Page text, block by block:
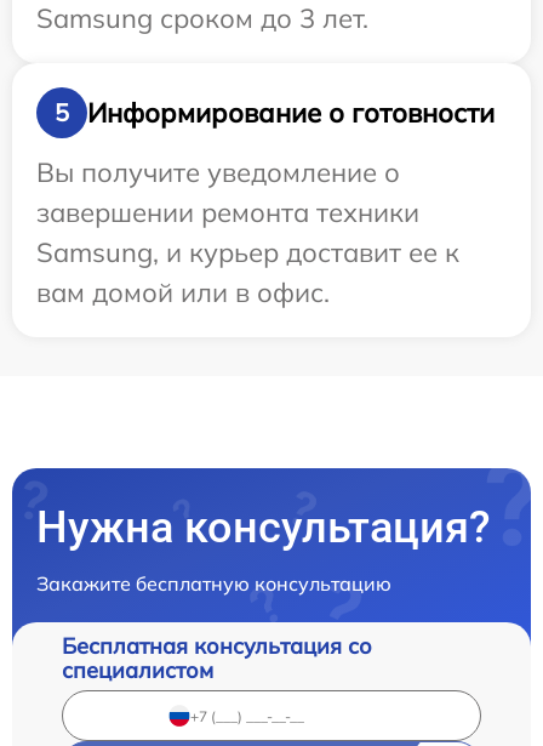
Samsung сроком до 3 лет.
5
Информирование о готовности
Вы получите уведомление о
завершении ремонта техники
Samsung, и курьер доставит ее к
вам домой или в офис.
Нужна консультация?
Закажите бесплатную консультацию
Бесплатная консультация со
специалистом